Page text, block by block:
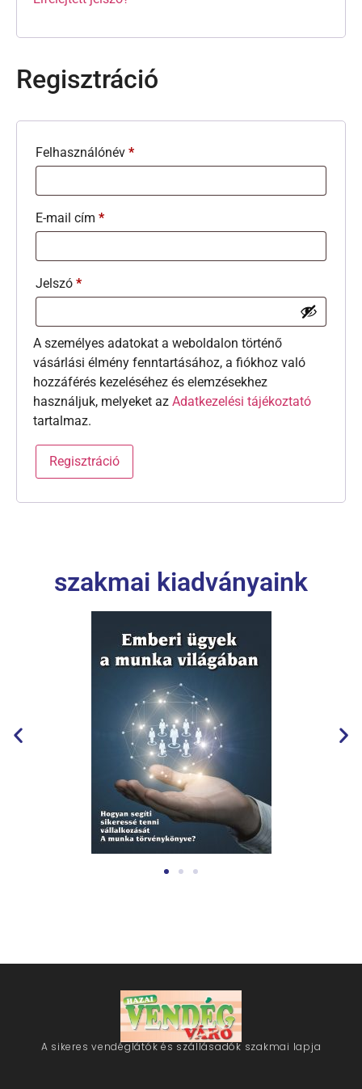
Regisztráció
Felhasználónév *
E-mail cím *
Jelszó *
A személyes adatokat a weboldalon történő
vásárlási élmény fenntartásához, a fiókhoz való
hozzáférés kezeléséhez és elemzésekhez
használjuk, melyeket az Adatkezelési tájékoztató
tartalmaz.
Regisztráció
szakmai kiadványaink
A sikeres vendéglátók és szállásadók szakmai lapja